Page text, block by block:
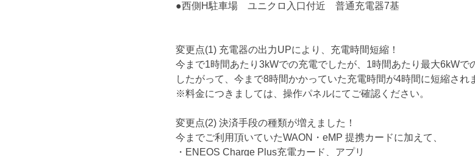
●西側H駐車場 ユニクロ入口付近 普通充電器7基
変更点(1) 充電器の出力UPにより、充電時間短縮！
今まで1時間あたり3kWでの充電でしたが、1時間あたり最大6kWで
したがって、今まで8時間かかっていた充電時間が4時間に短縮され
※料金につきましては、操作パネルにてご確認ください。
変更点(2) 決済手段の種類が増えました！
今までご利用頂いていたWAON・eMP 提携カードに加えて、
・ENEOS Charge Plus充電カード、アプリ